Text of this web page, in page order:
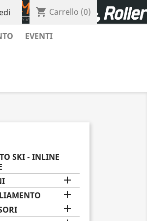
shopping_cart Carrello (0)
EVENTI
SKI - INLINE


